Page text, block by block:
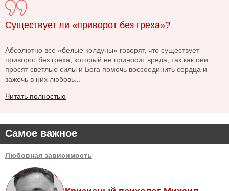
Самое важное
Любовная зависимость
Существует ли «приворот без греха»?
Абсолютно все «белые колдуны» говорят, что существует
приворот без греха, который не приносит вреда, так как они
просят светлые силы и Бога помочь воссоединить сердца и
зажечь в них любовь...
Читать полностью